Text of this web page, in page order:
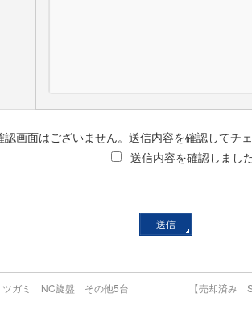
認画面はございません。送信内容を確認してチェ
送信内容を確認しました
ガミ NC旋盤 その他5台
【売却済み